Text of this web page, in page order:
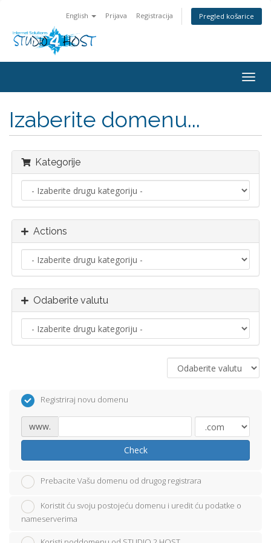
English Prijava Registracija Pregled košarice
Izaberite domenu...
Kategorije
Actions
Odaberite valutu
Registriraj novu domenu
www.
Check
Prebacite Vašu domenu od drugog registrara
Koristit ću svoju postojeću domenu i uredit ću podatke o
nameserverima